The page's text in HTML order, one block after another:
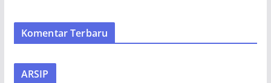
Komentar Terbaru
ARSIP